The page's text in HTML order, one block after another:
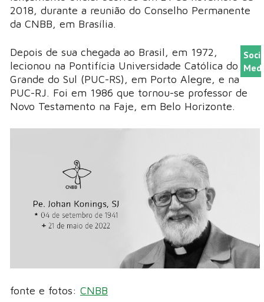
2018, durante a reunião do Conselho Permanente
da CNBB, em Brasília.
Depois de sua chegada ao Brasil, em 1972,
lecionou na Pontifícia Universidade Católica do Rio
Grande do Sul (PUC-RS), em Porto Alegre, e na
PUC-RJ. Foi em 1986 que tornou-se professor de
Novo Testamento na Faje, em Belo Horizonte.
fonte e fotos: CNBB